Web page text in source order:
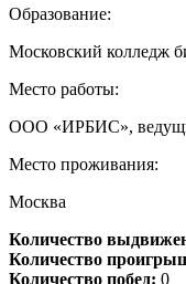
Образование:
Московский колледж
Место работы:
ООО «ИРБИС»,
Место проживания:
Москва
Количество
Количество
Количество побед: 0